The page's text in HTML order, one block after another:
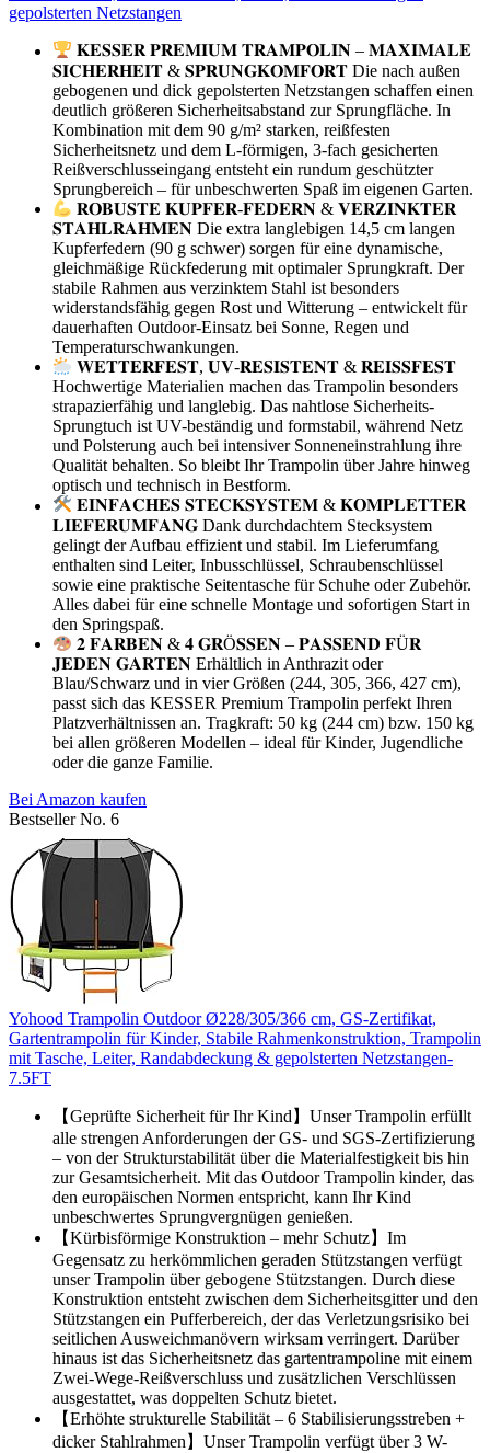
gepolsterten Netzstangen
𝐊𝐄𝐒𝐒𝐄𝐑 𝐏𝐑𝐄𝐌𝐈𝐔𝐌 𝐓𝐑𝐀𝐌𝐏𝐎𝐋𝐈𝐍 – 𝐌𝐀𝐗𝐈𝐌𝐀𝐋𝐄
𝐒𝐈𝐂𝐇𝐄𝐑𝐇𝐄𝐈𝐓 & 𝐒𝐏𝐑𝐔𝐍𝐆𝐊𝐎𝐌𝐅𝐎𝐑𝐓 Die nach außen
gebogenen und dick gepolsterten Netzstangen schaffen einen
deutlich größeren Sicherheitsabstand zur Sprungfläche. In
Kombination mit dem 90 g/m² starken, reißfesten
Sicherheitsnetz und dem L-förmigen, 3-fach gesicherten
Reißverschlusseingang entsteht ein rundum geschützter
Sprungbereich – für unbeschwerten Spaß im eigenen Garten.
𝐑𝐎𝐁𝐔𝐒𝐓𝐄 𝐊𝐔𝐏𝐅𝐄𝐑-𝐅𝐄𝐃𝐄𝐑𝐍 & 𝐕𝐄𝐑𝐙𝐈𝐍𝐊𝐓𝐄𝐑
𝐒𝐓𝐀𝐇𝐋𝐑𝐀𝐇𝐌𝐄𝐍 Die extra langlebigen 14,5 cm langen
Kupferfedern (90 g schwer) sorgen für eine dynamische,
gleichmäßige Rückfederung mit optimaler Sprungkraft. Der
stabile Rahmen aus verzinktem Stahl ist besonders
widerstandsfähig gegen Rost und Witterung – entwickelt für
dauerhaften Outdoor-Einsatz bei Sonne, Regen und
Temperaturschwankungen.
𝐖𝐄𝐓𝐓𝐄𝐑𝐅𝐄𝐒𝐓, 𝐔𝐕-𝐑𝐄𝐒𝐈𝐒𝐓𝐄𝐍𝐓 & 𝐑𝐄𝐈𝐒𝐒𝐅𝐄𝐒𝐓
Hochwertige Materialien machen das Trampolin besonders
strapazierfähig und langlebig. Das nahtlose Sicherheits-
Sprungtuch ist UV-beständig und formstabil, während Netz
und Polsterung auch bei intensiver Sonneneinstrahlung ihre
Qualität behalten. So bleibt Ihr Trampolin über Jahre hinweg
optisch und technisch in Bestform.
𝐄𝐈𝐍𝐅𝐀𝐂𝐇𝐄𝐒 𝐒𝐓𝐄𝐂𝐊𝐒𝐘𝐒𝐓𝐄𝐌 & 𝐊𝐎𝐌𝐏𝐋𝐄𝐓𝐓𝐄𝐑
𝐋𝐈𝐄𝐅𝐄𝐑𝐔𝐌𝐅𝐀𝐍𝐆 Dank durchdachtem Stecksystem
gelingt der Aufbau effizient und stabil. Im Lieferumfang
enthalten sind Leiter, Inbusschlüssel, Schraubenschlüssel
sowie eine praktische Seitentasche für Schuhe oder Zubehör.
Alles dabei für eine schnelle Montage und sofortigen Start in
den Springspaß.
𝟐 𝐅𝐀𝐑𝐁𝐄𝐍 & 𝟒 𝐆𝐑Ö𝐒𝐒𝐄𝐍 – 𝐏𝐀𝐒𝐒𝐄𝐍𝐃 𝐅Ü𝐑
𝐉𝐄𝐃𝐄𝐍 𝐆𝐀𝐑𝐓𝐄𝐍 Erhältlich in Anthrazit oder
Blau/Schwarz und in vier Größen (244, 305, 366, 427 cm),
passt sich das KESSER Premium Trampolin perfekt Ihren
Platzverhältnissen an. Tragkraft: 50 kg (244 cm) bzw. 150 kg
bei allen größeren Modellen – ideal für Kinder, Jugendliche
oder die ganze Familie.
Bei Amazon kaufen
Bestseller No. 6
Yohood Trampolin Outdoor Ø228/305/366 cm, GS-Zertifikat,
Gartentrampolin für Kinder, Stabile Rahmenkonstruktion, Trampolin
mit Tasche, Leiter, Randabdeckung & gepolsterten Netzstangen-
7.5FT
【Geprüfte Sicherheit für Ihr Kind】Unser Trampolin erfüllt
alle strengen Anforderungen der GS- und SGS-Zertifizierung
– von der Strukturstabilität über die Materialfestigkeit bis hin
zur Gesamtsicherheit. Mit das Outdoor Trampolin kinder, das
den europäischen Normen entspricht, kann Ihr Kind
unbeschwertes Sprungvergnügen genießen.
【Kürbisförmige Konstruktion – mehr Schutz】Im
Gegensatz zu herkömmlichen geraden Stützstangen verfügt
unser Trampolin über gebogene Stützstangen. Durch diese
Konstruktion entsteht zwischen dem Sicherheitsgitter und den
Stützstangen ein Pufferbereich, der das Verletzungsrisiko bei
seitlichen Ausweichmanövern wirksam verringert. Darüber
hinaus ist das Sicherheitsnetz das gartentrampoline mit einem
Zwei-Wege-Reißverschluss und zusätzlichen Verschlüssen
ausgestattet, was doppelten Schutz bietet.
【Erhöhte strukturelle Stabilität – 6 Stabilisierungsstreben +
dicker Stahlrahmen】Unser Trampolin verfügt über 3 W-